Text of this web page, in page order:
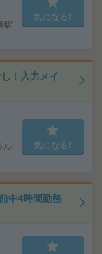
駅
気になる!
！入力メイ
ル
気になる!
中4時間勤務